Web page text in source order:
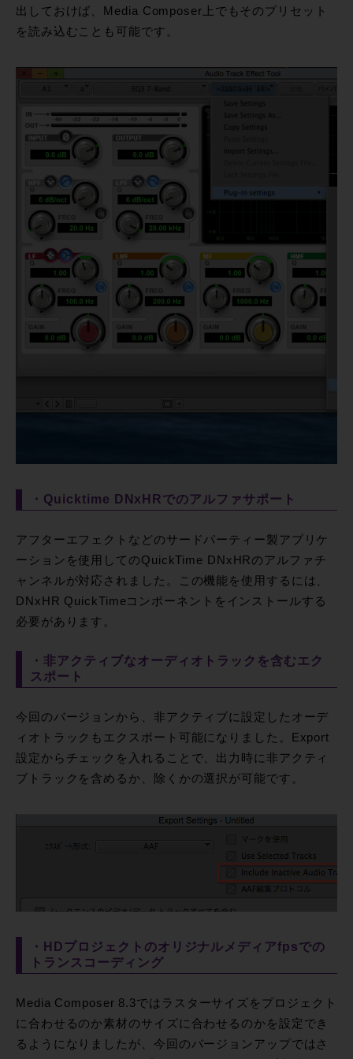
出しておけば、Media Composer上でもそのプリセット
を読み込むことも可能です。
・Quicktime DNxHRでのアルファサポート
アフターエフェクトなどのサードパーティー製アプリケ
ーションを使用してのQuickTime DNxHRのアルファチ
ャンネルが対応されました。この機能を使用するには、
DNxHR QuickTimeコンポーネントをインストールする
必要があります。
・非アクティブなオーディオトラックを含むエク
スポート
今回のバージョンから、非アクティブに設定したオーデ
ィオトラックもエクスポート可能になりました。Export
設定からチェックを入れることで、出力時に非アクティ
ブトラックを含めるか、除くかの選択が可能です。
・HDプロジェクトのオリジナルメディアfpsでの
トランスコーディング
Media Composer 8.3ではラスターサイズをプロジェクト
に合わせるのか素材のサイズに合わせるのかを設定でき
るようになりましたが、今回のバージョンアップではさ